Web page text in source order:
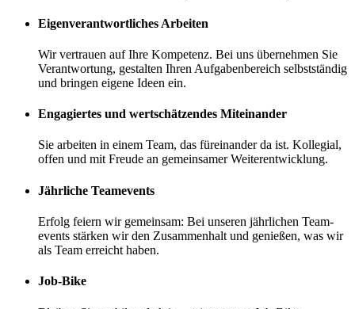
Eigen­verant­wortliches Arbeiten
Wir vertrauen auf Ihre Kompetenz. Bei uns übernehmen Sie
Verantwortung, gestalten Ihren Aufgaben­bereich selbstständig
und bringen eigene Ideen ein.
Engagiertes und wert­schätzendes Miteinander
Sie arbeiten in einem Team, das füreinander da ist. Kollegial,
offen und mit Freude an gemeinsamer Weiter­entwicklung.
Jährliche Teamevents
Erfolg feiern wir gemeinsam: Bei unseren jährlichen Team­
events stärken wir den Zusammen­halt und genießen, was wir
als Team erreicht haben.
Job-Bike